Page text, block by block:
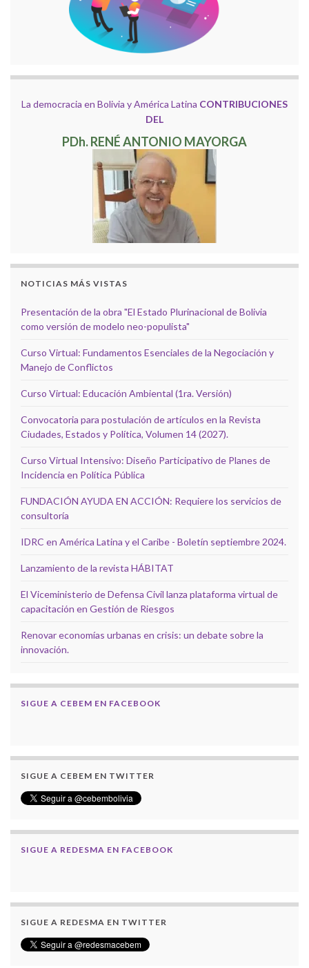
La democracia en Bolivia y América Latina CONTRIBUCIONES
DEL
PDh. RENÉ ANTONIO MAYORGA
NOTICIAS MÁS VISTAS
Presentación de la obra "El Estado Plurinacional de Bolivia
como versión de modelo neo-populista"
Curso Virtual: Fundamentos Esenciales de la Negociación y
Manejo de Conflictos
Curso Virtual: Educación Ambiental (1ra. Versión)
Convocatoria para postulación de artículos en la Revista
Ciudades, Estados y Política, Volumen 14 (2027).
Curso Virtual Intensivo: Diseño Participativo de Planes de
Incidencia en Política Pública
FUNDACIÓN AYUDA EN ACCIÓN: Requiere los servicios de
consultoría
IDRC en América Latina y el Caribe - Boletín septiembre 2024.
Lanzamiento de la revista HÁBITAT
El Viceministerio de Defensa Civil lanza plataforma virtual de
capacitación en Gestión de Riesgos
Renovar economías urbanas en crisis: un debate sobre la
innovación.
SIGUE A CEBEM EN FACEBOOK
SIGUE A CEBEM EN TWITTER
SIGUE A REDESMA EN FACEBOOK
SIGUE A REDESMA EN TWITTER